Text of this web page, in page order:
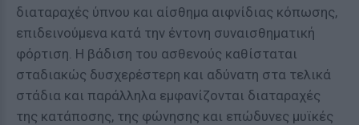
διαταραχές ύπνου και αίσθημα αιφνίδιας κόπωσης,
επιδεινούμενα κατά την έντονη συναισθηματική
φόρτιση. Η βάδιση του ασθενούς καθίσταται
σταδιακώς δυσχερέστερη και αδύνατη στα τελικά
στάδια και παράλληλα εμφανίζονται διαταραχές
της κατάποσης, της φώνησης και επώδυνες μυϊκές